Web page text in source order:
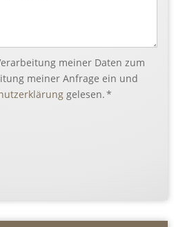
meiner Daten zum
meiner Anfrage ein und
gelesen. *